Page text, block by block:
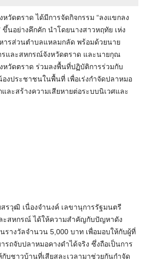
วัดตราด ได้มีการจัดกิจกรรม “ลงแขกลง
ขึ้นอย่างคึกคัก นำโดยนางสาวหฤทัย เห่ง
ารส่วนตำบลแหลมกลัด พร้อมด้วยนาย
รและสหกรณ์จังหวัดตราด และนายกุณ
หวัดตราด ร่วมลงพื้นที่ปฏิบัติการร่วมกับ
งประชาชนในพื้นที่ เพื่อเร่งกำจัดปลาหมอ
ละสร้างความเสียหายต่อระบบนิเวศและ
รวุฒิ เนื่องจำนงค์ เลขานุการรัฐมนตรี
ละสหกรณ์ ได้ให้ความสำคัญกับปัญหาดัง
รางวัลจำนวน 5,000 บาท เพื่อมอบให้กับผู้ที่
รถจับปลาหมอคางดำได้จริง ซึ่งถือเป็นการ
บชาวบ้านที่เสียสละเวลามาช่วยกันกำจัด